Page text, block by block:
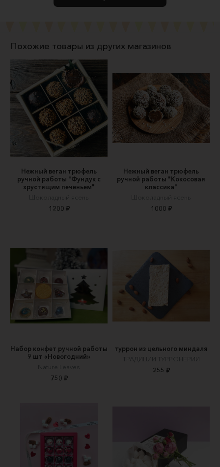
Похожие товары из других магазинов
Нежный веган трюфель
ручной работы "Фундук с
хрустящим печеньем"
Шоколадный ясень
1200 ₽
Нежный веган трюфель
ручной работы "Кокосовая
классика"
Шоколадный ясень
1000 ₽
Набор конфет ручной работы
9 шт «Новогодний»
Nature Leaves
750 ₽
туррон из цельного миндаля
ТРАДИЦИИ ТУРРОНЕРИИ
255 ₽